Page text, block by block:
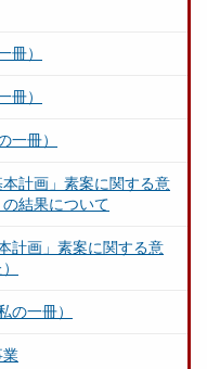
）
）
冊）
本計画」素案に関する意
結果について
計画」素案に関する意
の一冊）
業